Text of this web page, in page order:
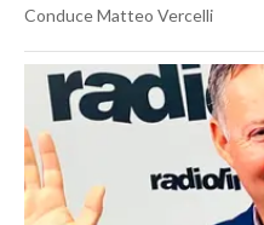
Conduce Matteo Vercelli